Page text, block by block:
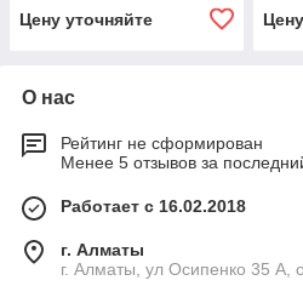
Цену уточняйте
О нас
Рейтинг не сформирован
Менее 5 отзывов за
Работает с 16.02.2018
г. Алматы
г. Алматы, ул Осипенко 35 А,